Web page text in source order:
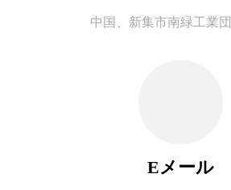
中国、新集市南緑工業
Eメール